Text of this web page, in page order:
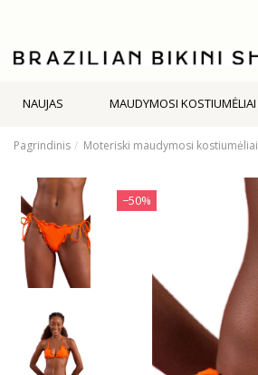
NAUJAS MAUDYMOSI KOSTIUMĖLIAI
Pagrindinis Moteriski maudymosi kostiumėliai
−50%